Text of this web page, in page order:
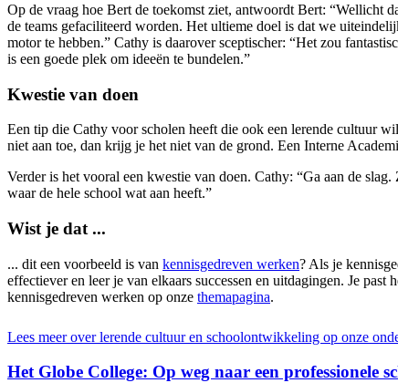
Op de vraag hoe Bert de toekomst ziet, antwoordt Bert: “Wellicht
de teams gefaciliteerd worden. Het ultieme doel is dat we
motor te hebben.” Cathy is daarover sceptischer: “Het zou
is een goede plek om ideeën te bundelen.”
Kwestie van doen
Een tip die Cathy voor scholen heeft die ook een lerende cultuur
niet aan toe, dan krijg je het niet van de grond. Een Interne
Verder is het vooral een kwestie van doen. Cathy: “Ga aan de
waar de hele school wat aan heeft.”
Wist je dat ...
... dit een voorbeeld is van kennisgedreven werken? Als je
effectiever en leer je van elkaars successen en uitdagingen. Je
kennisgedreven werken op onze themapagina.
Lees meer over lerende cultuur en schoolontwikkeling op onze
Het Globe College: Op weg naar een professionele